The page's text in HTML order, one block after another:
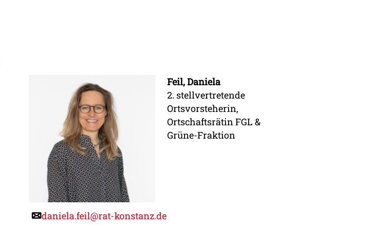
Feil, Daniela
2. stellvertretende
Ortsvorsteherin,
Ortschaftsrätin FGL &
Grüne-Fraktion
daniela.feil@rat-konstanz.de